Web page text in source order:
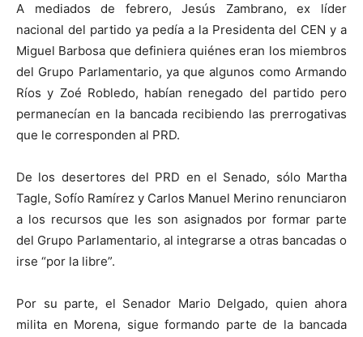
A mediados de febrero, Jesús Zambrano, ex líder
nacional del partido ya pedía a la Presidenta del CEN y a
Miguel Barbosa que definiera quiénes eran los miembros
del Grupo Parlamentario, ya que algunos como Armando
Ríos y Zoé Robledo, habían renegado del partido pero
permanecían en la bancada recibiendo las prerrogativas
que le corresponden al PRD.
De los desertores del PRD en el Senado, sólo Martha
Tagle, Sofío Ramírez y Carlos Manuel Merino renunciaron
a los recursos que les son asignados por formar parte
del Grupo Parlamentario, al integrarse a otras bancadas o
irse “por la libre”.
Por su parte, el Senador Mario Delgado, quien ahora
milita en Morena, sigue formando parte de la bancada